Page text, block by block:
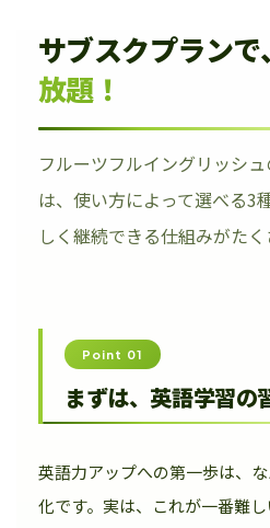
サブスクプランで、
放題！
フルーツフルイングリッシ
は、使い方によって選べる3
しく継続できる仕組みがたく
Point 01
まずは、英語学習の
英語力アップへの第一歩は、
化です。実は、これが一番難し